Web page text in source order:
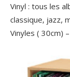
Vinyl : tous les
classique, jazz,
Vinyles ( 30cm)